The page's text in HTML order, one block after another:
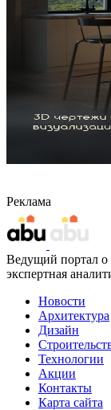
Реклама
Ведущий портал о
экспертная
Новости
Архитектура
Дизайн
Технологии
Акции
Контакты
Карта сайта